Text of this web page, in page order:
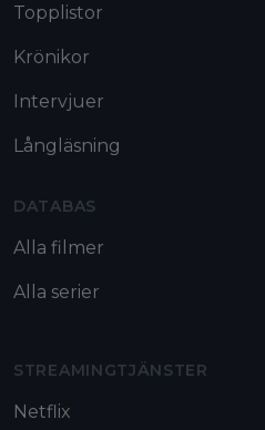
Topplistor
Krönikor
Intervjuer
Långläsning
DATABAS
Alla filmer
Alla serier
STREAMINGTJÄNSTER
Netflix